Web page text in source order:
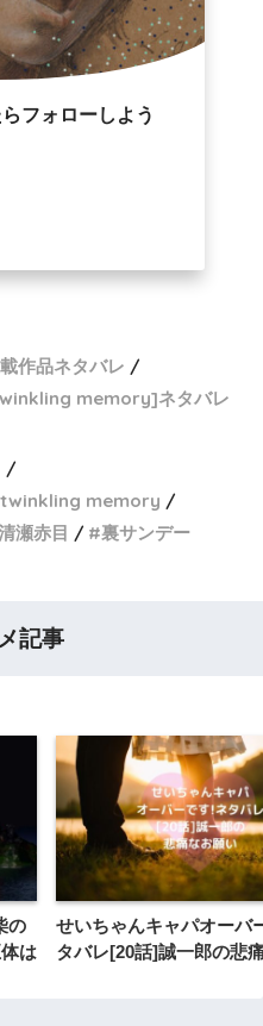
フォローしよう
作品ネタバレ
memory]ネタバレ
twinkling memory
瀬赤目 裏サンデー
記事
の
は
せいちゃんキャパオーバ
タバレ[20話]誠一郎の悲